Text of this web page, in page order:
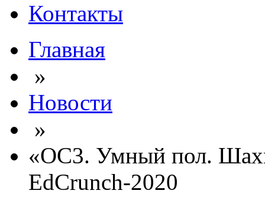
Контакты
Главная
»
Новости
»
«ОС3. Умный пол.
EdCrunch-2020